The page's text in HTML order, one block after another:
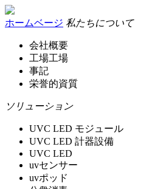
ホームベージ 私たちについて
会社概要
工場工場
事記
栄誉的資質
ソリューション
UVC LED モジュール
UVC LED 計器設備
UVC LED
uvセンサー
uvポッド